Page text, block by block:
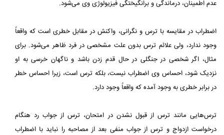
عدم اطمینان، درماندگی و برانگیختگی فیزیولوژی وی می‌شود.
اضطراب در مقایسه با ترس و نگرانی، واکنش در مقابل خطری است که واقعاً
وجود ندارد، ولی علائم ترس بدون علت مشخصی در فرد ظاهر می‌شود. برای
مثال، اگر شخصی در جنگلی در حال قدم زدن باشد و ناگهان خرسی به او
نزدیک شود، احساس وی اضطراب نیست، بلکه ترس است، زیرا احساس خطر
در برابر خطری به وجود آمده که واقعاً وجود دارد.
ترس‌هایی مانند ترس از قبول نشدن در امتحان، ترس از جواب رد هنگام
درخواست ازدواج و ترس از جواب منفی بعد از مصاحبه را نباید با اضطراب